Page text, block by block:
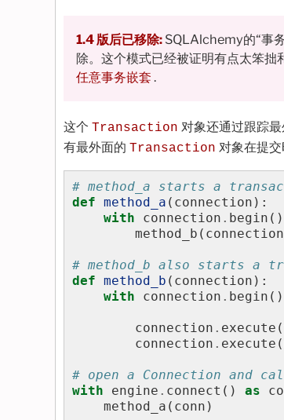
1.4 版后已移除: SQLAlchemy的“事
除。这个模式已经被证明有点太笨
任意事务嵌套 .
这个 Transaction 对象还通过跟踪
有最外面的 Transaction 对象在提交
# method_a starts a
def method_a ( connection ):
with
connection . begin
method_b ( connection
# method_b also starts a
def method_b ( connection ):
with
connection . begin
connection . execute (
connection . execute (
# open a Connection and
with
engine . connect () as
method_a ( conn )